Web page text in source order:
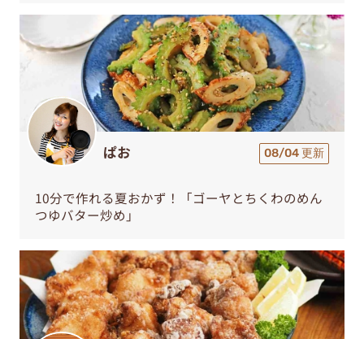
ぱお 08/04 更新
10分で作れる夏おかず！「ゴーヤとちくわのめん
つゆバター炒め」